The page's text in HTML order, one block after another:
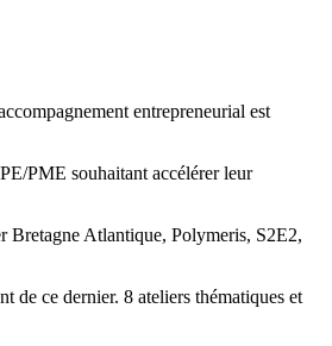
entrepreneurial est
PME souhaitant accélérer leur
Atlantique, Polymeris, S2E2,
de ce dernier. 8 ateliers thématiques et